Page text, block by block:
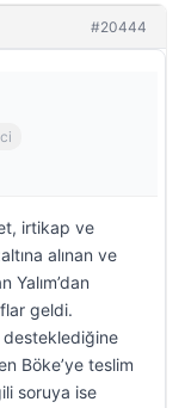
#20444
irtikap ve
alınan ve
geldi.
desteklediğine
Böke’ye teslim
soruya ise